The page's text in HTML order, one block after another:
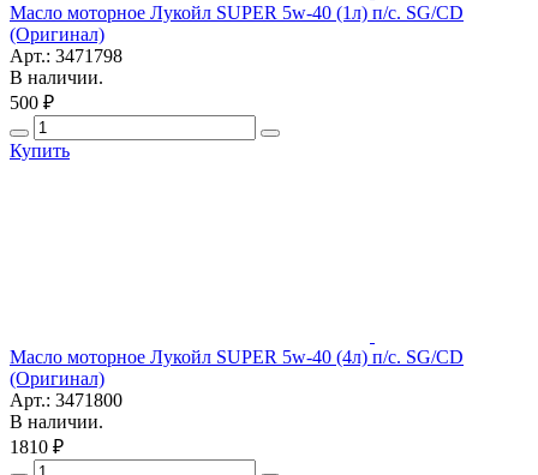
Масло моторное Лукойл SUPER 5w-40 (1л) п/с. SG/CD
(Оригинал)
Арт.: 3471798
В наличии.
500 ₽
Купить
Масло моторное Лукойл SUPER 5w-40 (4л) п/с. SG/CD
(Оригинал)
Арт.: 3471800
В наличии.
1810 ₽